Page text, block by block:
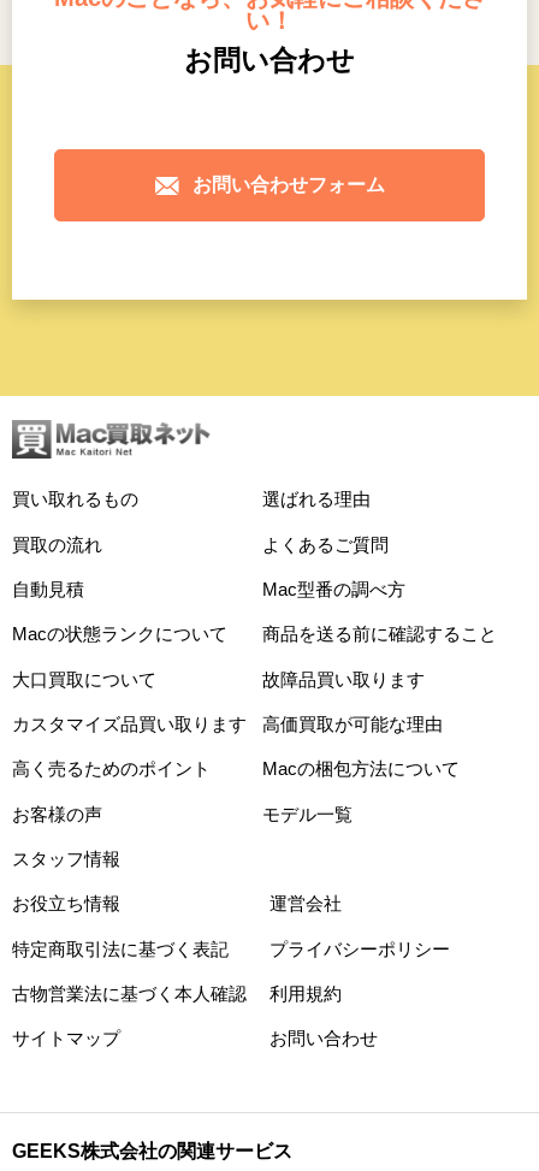
い！
お問い合わせ
お問い合わせフォーム
買い取れるもの 選ばれる理由
買取の流れ よくあるご質問
自動見積 Mac型番の調べ方
Macの状態ランクについて 商品を送る前に確認すること
大口買取について 故障品買い取ります
カスタマイズ品買い取ります 高価買取が可能な理由
高く売るためのポイント Macの梱包方法について
お客様の声 モデル一覧
スタッフ情報
お役立ち情報 運営会社
特定商取引法に基づく表記 プライバシーポリシー
古物営業法に基づく本人確認 利用規約
サイトマップ お問い合わせ
GEEKS株式会社の関連サービス